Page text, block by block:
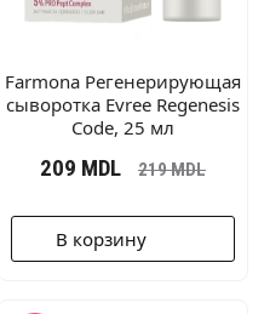
Farmonа Регенерирующая
сыворотка Evree Regenesis
Code, 25 мл
209 MDL 219MDL
В корзину